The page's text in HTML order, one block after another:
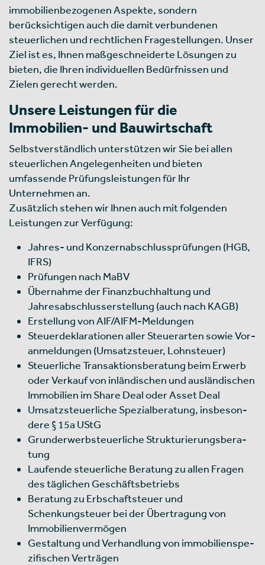
immobilienbezogenen Aspekte, sondern
berücksichtigen auch die damit verbundenen
steuerlichen und rechtlichen Fragestellungen. Unser
Ziel ist es, Ihnen maßgeschneiderte Lösungen zu
bieten, die Ihren individuellen Bedürfnissen und
Zielen gerecht werden.
Unsere Leistungen für die
Immobilien- und Bauwirtschaft
Selbstverständlich unterstützen wir Sie bei allen
steuerlichen Angelegenheiten und bieten
umfassende Prüfungsleistungen für Ihr
Unternehmen an.
Zusätzlich stehen wir Ihnen auch mit folgenden
Leistungen zur Verfügung:
Jah­res- und Kon­zern­ab­schluss­prü­fungen (HGB,
IFRS)
Prü­fungen nach MaBV
Übernahme der Finanzbuchhaltung und
Jahresabschlusserstellung (auch nach KAGB)
Erstellung von AIF/AIFM-Meldungen
Steuerdeklarationen aller Steu­er­ar­ten sowie Vor­
an­mel­dun­gen (Umsatz­steuer, Lohn­steuer)
Steuerliche Transaktionsberatung beim Erwerb
oder Verkauf von inländischen und ausländischen
Immobilien im Share Deal oder Asset Deal
Umsatz­steu­er­li­che Spe­zial­be­ra­tung, ins­be­son­
dere § 15a UStG
Grun­d­er­werb­steu­er­li­che Struk­tu­rie­rungs­be­ra­
tung
Lau­fende steu­er­li­che Bera­tung zu allen Fra­gen
des täg­li­chen Geschäfts­be­triebs
Beratung zu Erbschaftsteuer und
Schenkungsteuer bei der Übertragung von
Immobilienvermögen
Gestal­tung und Ver­hand­lung von immo­bi­li­en­spe­
zi­fi­schen Ver­trä­gen